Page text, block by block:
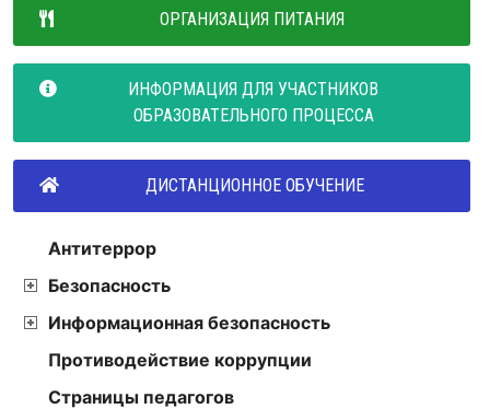
ОРГАНИЗАЦИЯ ПИТАНИЯ
ИНФОРМАЦИЯ ДЛЯ УЧАСТНИКОВ
ОБРАЗОВАТЕЛЬНОГО ПРОЦЕССА
ДИСТАНЦИОННОЕ ОБУЧЕНИЕ
Антитеррор
Безопасность
Информационная безопасность
Противодействие коррупции
Страницы педагогов